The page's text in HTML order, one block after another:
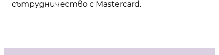
сътрудничество с Mastercard.